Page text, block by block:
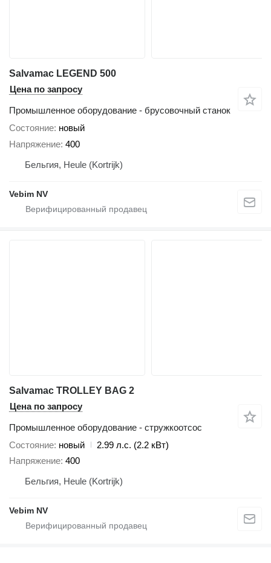
Salvamac LEGEND 500
Цена по запросу
Промышленное оборудование - брусовочный станок
Состояние новый
Напряжение 400
Бельгия, Heule (Kortrijk)
Vebim NV
Salvamac TROLLEY BAG 2
Цена по запросу
Промышленное оборудование - стружкоотсос
Состояние новый
2.99 л.с. (2.2 кВт)
Напряжение 400
Бельгия, Heule (Kortrijk)
Vebim NV